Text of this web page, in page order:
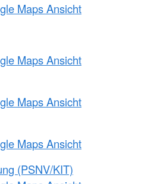
Maps Ansicht
Maps Ansicht
Maps Ansicht
Maps Ansicht
(PSNV/KIT)